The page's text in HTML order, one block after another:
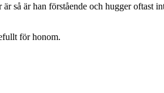
så är han förstående och hugger oftast
för honom.